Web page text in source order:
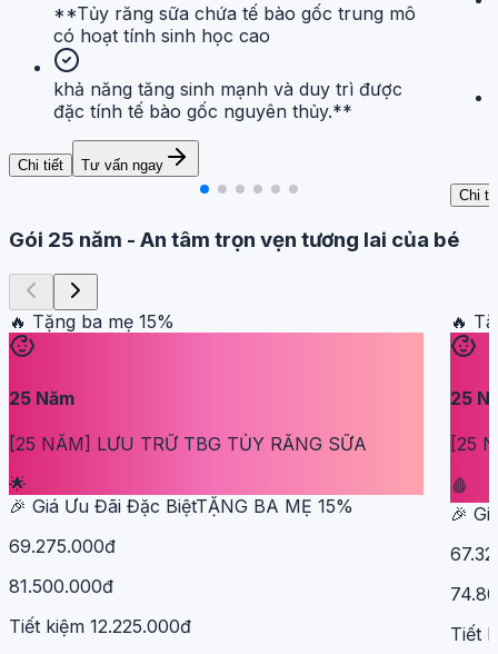
**Tủy răng sữa chứa tế bào gốc trung mô
có hoạt tính sinh học cao
khả năng tăng sinh mạnh và duy trì được
đặc tính tế bào gốc nguyên thủy.**
Chi tiết Tư vấn ngay
Chi
Gói 25 năm - An tâm trọn vẹn tương lai của bé
🔥 Tặng ba mẹ 15%
25 Năm
[25 NĂM] LƯU TRỮ TBG TỦY RĂNG SỮA
🌟
🎉 Giá Ưu Đãi Đặc BiệtTẶNG BA MẸ 15%
69.275.000đ
81.500.000đ
Tiết kiệm 12.225.000đ
🔥
25
[25
🩸
🎉
Tiết